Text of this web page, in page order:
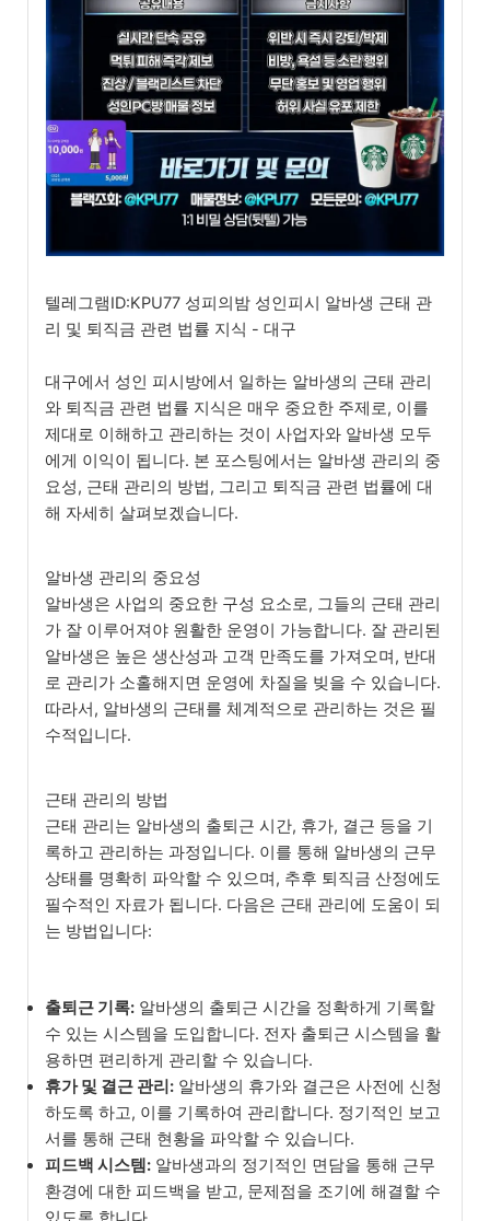
텔레그램ID:KPU77 성피의밤 성인피시 알바생 근태 관
리 및 퇴직금 관련 법률 지식 - 대구
대구에서 성인 피시방에서 일하는 알바생의 근태 관리
와 퇴직금 관련 법률 지식은 매우 중요한 주제로, 이를
제대로 이해하고 관리하는 것이 사업자와 알바생 모두
에게 이익이 됩니다. 본 포스팅에서는 알바생 관리의 중
요성, 근태 관리의 방법, 그리고 퇴직금 관련 법률에 대
해 자세히 살펴보겠습니다.
알바생 관리의 중요성
알바생은 사업의 중요한 구성 요소로, 그들의 근태 관리
가 잘 이루어져야 원활한 운영이 가능합니다. 잘 관리된
알바생은 높은 생산성과 고객 만족도를 가져오며, 반대
로 관리가 소홀해지면 운영에 차질을 빚을 수 있습니다.
따라서, 알바생의 근태를 체계적으로 관리하는 것은 필
수적입니다.
근태 관리의 방법
근태 관리는 알바생의 출퇴근 시간, 휴가, 결근 등을 기
록하고 관리하는 과정입니다. 이를 통해 알바생의 근무
상태를 명확히 파악할 수 있으며, 추후 퇴직금 산정에도
필수적인 자료가 됩니다. 다음은 근태 관리에 도움이 되
는 방법입니다:
출퇴근 기록: 알바생의 출퇴근 시간을 정확하게 기록할
수 있는 시스템을 도입합니다. 전자 출퇴근 시스템을 활
용하면 편리하게 관리할 수 있습니다.
휴가 및 결근 관리: 알바생의 휴가와 결근은 사전에 신청
하도록 하고, 이를 기록하여 관리합니다. 정기적인 보고
서를 통해 근태 현황을 파악할 수 있습니다.
피드백 시스템: 알바생과의 정기적인 면담을 통해 근무
환경에 대한 피드백을 받고, 문제점을 조기에 해결할 수